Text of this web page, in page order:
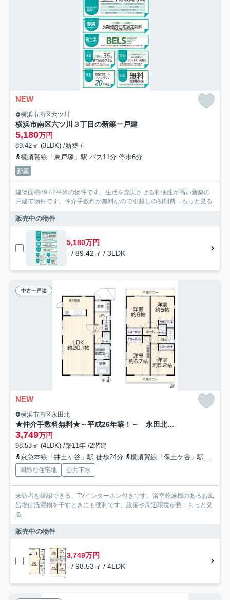
NEW
横浜市南区六ツ川
横浜市南区六ツ川３丁目の新築一戸建
5,180万円
89.42㎡ (3LDK) /新築 /-
横須賀線「東戸塚」駅 バス11分 停歩6分
新築
建物面積89.42平米の物件です。生活を充実させる利便性が高い新築の
戸建て物件です。仲介手数料が無料なので引越しの初期費... もっと見る
販売中の物件
5,180万円
- / 89.42㎡ / 3LDK
中古一戸建
NEW
横浜市南区永田北
★仲介手数料無料★～平成26年築！～ 永田北3丁目中古戸建
3,749万円
98.53㎡ (4LDK) /築11年 /2階建
京急本線「井土ヶ谷」駅 徒歩24分
横須賀線「保土ケ谷」駅 バス18分 横浜市営バス「永田町（神奈川県）」 停歩2分
閑静な住宅地 公共下水
来訪者を確認できる、TVインターホン付きです。浴室乾燥機のあるお風
呂場は洗濯物を干すときにも便利です。設備や周辺環境が整... もっと見
る
販売中の物件
3,749万円
- / 98.53㎡ / 4LDK